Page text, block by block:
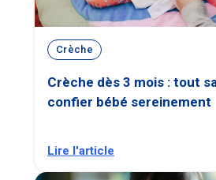
Crèche
Crèche dès 3 mois : tout
confier bébé sereinement
Lire l'article